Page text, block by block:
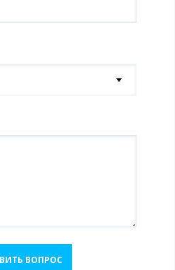
ВОПРОС